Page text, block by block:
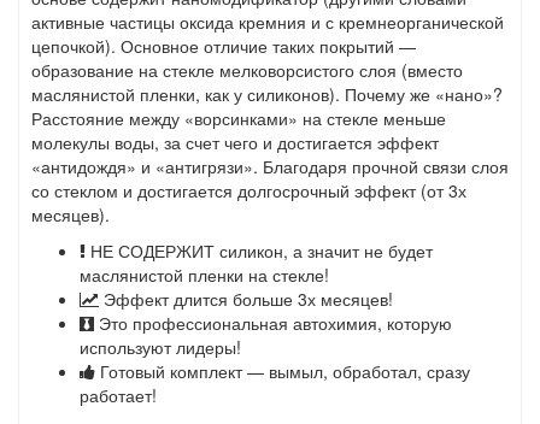
активные частицы оксида кремния и с кремнеорганической
цепочкой). Основное отличие таких покрытий —
образование на стекле мелковорсистого слоя (вместо
маслянистой пленки, как у силиконов). Почему же «нано»?
Расстояние между «ворсинками» на стекле меньше
молекулы воды, за счет чего и достигается эффект
«антидождя» и «антигрязи». Благодаря прочной связи слоя
со стеклом и достигается долгосрочный эффект (от 3х
месяцев).
НЕ СОДЕРЖИТ силикон, а значит не будет
маслянистой пленки на стекле!
Эффект длится больше 3х месяцев!
Это профессиональная автохимия, которую
используют лидеры!
Готовый комплект — вымыл, обработал, сразу
работает!